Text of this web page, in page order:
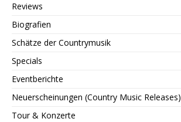
Reviews
Biografien
Schätze der Countrymusik
Specials
Eventberichte
Neuerscheinungen (Country Music Releases)
Tour & Konzerte